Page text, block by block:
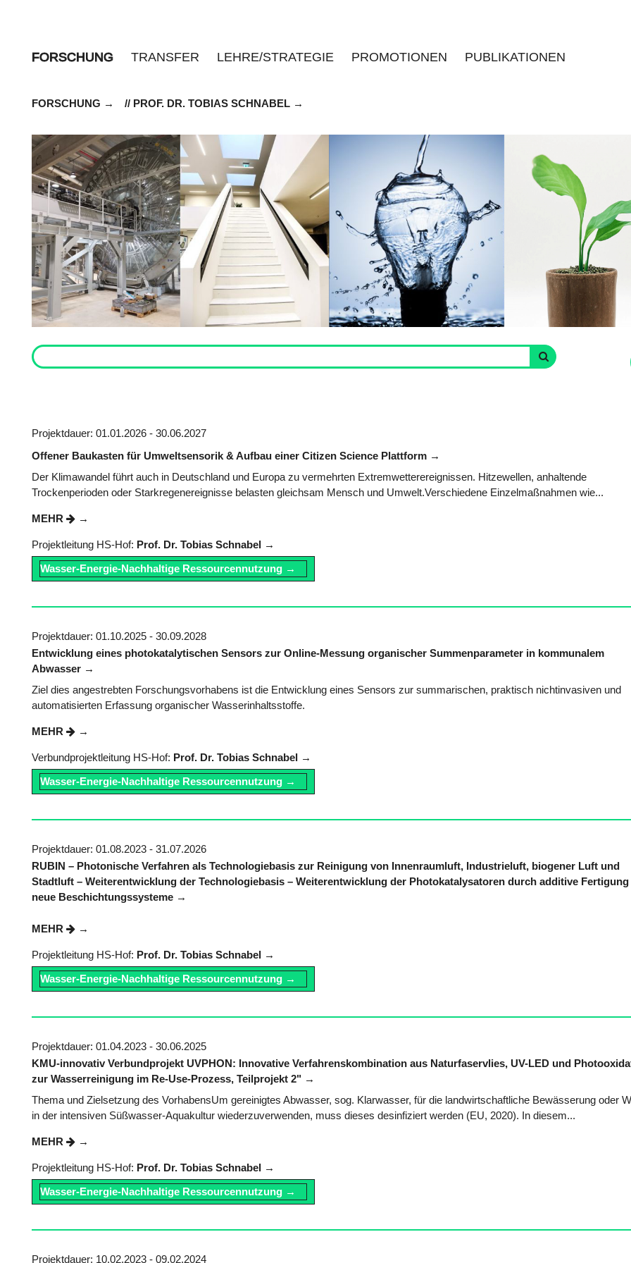
FORSCHUNG TRANSFER LEHRE/STRATEGIE PROMOTIONEN PUBLIKATIONEN
FORSCHUNG // PROF. DR. TOBIAS SCHNABEL
Projektdauer: 01.01.2026 - 30.06.2027
Offener Baukasten für Umweltsensorik & Aufbau einer Citizen Science Plattform
Der Klimawandel führt auch in Deutschland und Europa zu vermehrten Extremwetterereignissen. Hitzewellen, anhaltende
Trockenperioden oder Starkregenereignisse belasten gleichsam Mensch und Umwelt.Verschiedene Einzelmaßnahmen wie...
MEHR
Projektleitung HS-Hof: Prof. Dr. Tobias Schnabel
Wasser-Energie-Nachhaltige Ressourcennutzung
Projektdauer: 01.10.2025 - 30.09.2028
Entwicklung eines photokatalytischen Sensors zur Online-Messung organischer Summenparameter in kommunalem
Abwasser
Ziel dies angestrebten Forschungsvorhabens ist die Entwicklung eines Sensors zur summarischen, praktisch nichtinvasiven und
automatisierten Erfassung organischer Wasserinhaltsstoffe.
MEHR
Verbundprojektleitung HS-Hof: Prof. Dr. Tobias Schnabel
Wasser-Energie-Nachhaltige Ressourcennutzung
Projektdauer: 01.08.2023 - 31.07.2026
RUBIN – Photonische Verfahren als Technologiebasis zur Reinigung von Innenraumluft, Industrieluft, biogener Luft und
Stadtluft – Weiterentwicklung der Technologiebasis – Weiterentwicklung der Photokatalysatoren durch additive
neue Beschichtungssysteme
MEHR
Projektleitung HS-Hof: Prof. Dr. Tobias Schnabel
Wasser-Energie-Nachhaltige Ressourcennutzung
Projektdauer: 01.04.2023 - 30.06.2025
KMU-innovativ Verbundprojekt UVPHON: Innovative Verfahrenskombination aus Naturfaservlies, UV-LED und
zur Wasserreinigung im Re-Use-Prozess, Teilprojekt 2"
Thema und Zielsetzung des VorhabensUm gereinigtes Abwasser, sog. Klarwasser, für die landwirtschaftliche Bewässerung oder
in der intensiven Süßwasser-Aquakultur wiederzuverwenden, muss dieses desinfiziert werden (EU, 2020). In diesem...
MEHR
Projektleitung HS-Hof: Prof. Dr. Tobias Schnabel
Wasser-Energie-Nachhaltige Ressourcennutzung
Projektdauer: 10.02.2023 - 09.02.2024